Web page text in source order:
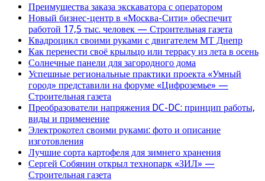
Преимущества заказа экскаватора с оператором
Новый бизнес-центр в «Москва-Сити» обеспечит
работой 17,5 тыс. человек — Строительная газета
Квадроцикл своими руками с двигателем МТ Днепр
Как перенести своё крыльцо или террасу из лета в осень
Солнечные панели для загородного дома
Успешные региональные практики проекта «Умный
город» представили на форуме «Цифроземье» —
Строительная газета
Преобразователи напряжения DC-DC: принцип работы,
виды и применение
Электрокотел своими руками: фото и описание
изготовления
Лучшие сорта картофеля для зимнего хранения
Сергей Собянин открыл технопарк «ЗИЛ» —
Строительная газета